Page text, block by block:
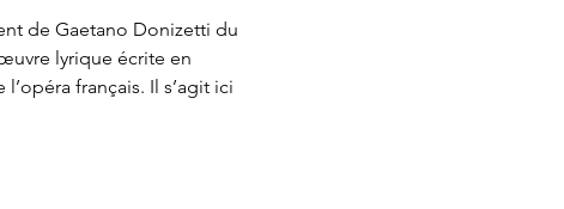
de Gaetano Donizetti du
lyrique écrite en
français. Il s’agit ici